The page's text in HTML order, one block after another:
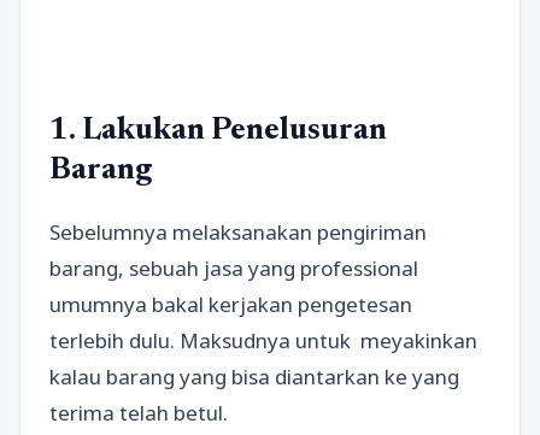
1. Lakukan Penelusuran
Barang
Sebelumnya melaksanakan pengiriman
barang, sebuah jasa yang professional
umumnya bakal kerjakan pengetesan
terlebih dulu. Maksudnya untuk meyakinkan
kalau barang yang bisa diantarkan ke yang
terima telah betul.